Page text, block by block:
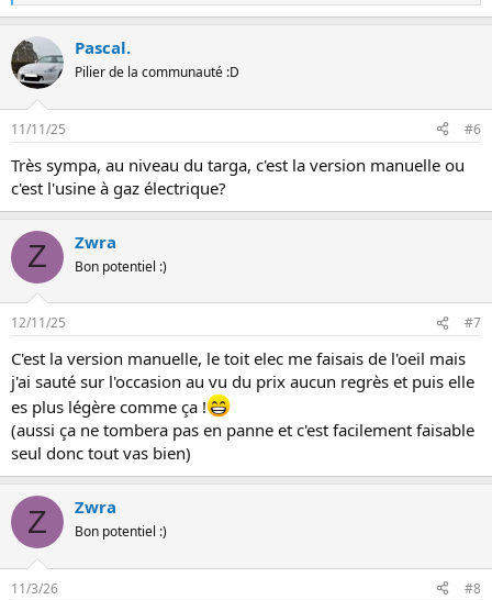
e
r
é
a
n
s
:
Pascal.
Pilier de la communauté :D
11/11/25 #6
Très sympa, au niveau du targa, c'est la version manuelle ou
c'est l'usine à gaz électrique?
Z Zwra
Bon potentiel :)
12/11/25 #7
C'est la version manuelle, le toit elec me faisais de l'oeil mais
j'ai sauté sur l'occasion au vu du prix aucun regrès et puis elle
es plus légère comme ça !
(aussi ça ne tombera pas en panne et c'est facilement faisable
seul donc tout vas bien)
Z Zwra
Bon potentiel :)
11/3/26 #8